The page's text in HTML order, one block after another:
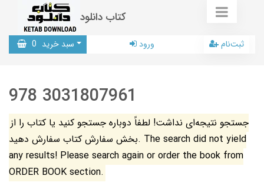
کتاب دانلود
سبد خرید 0 ورود ثبت‌نام
978 3031807961
جستجو نتیجه‌ای نداشت! لطفاً دوباره جستجو کنید یا کتاب را از
بخش سفارش کتاب سفارش دهید. The search did not yield
any results! Please search again or order the book from
ORDER BOOK section.